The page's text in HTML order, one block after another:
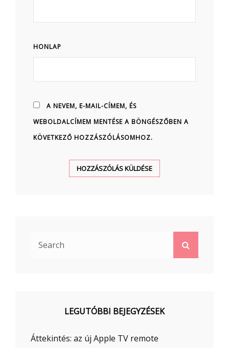
HONLAP
A NEVEM, E-MAIL-CÍMEM, ÉS
WEBOLDALCÍMEM MENTÉSE A BÖNGÉSZŐBEN A
KÖVETKEZŐ HOZZÁSZÓLÁSOMHOZ.
LEGUTÓBBI BEJEGYZÉSEK
Áttekintés: az új Apple TV remote